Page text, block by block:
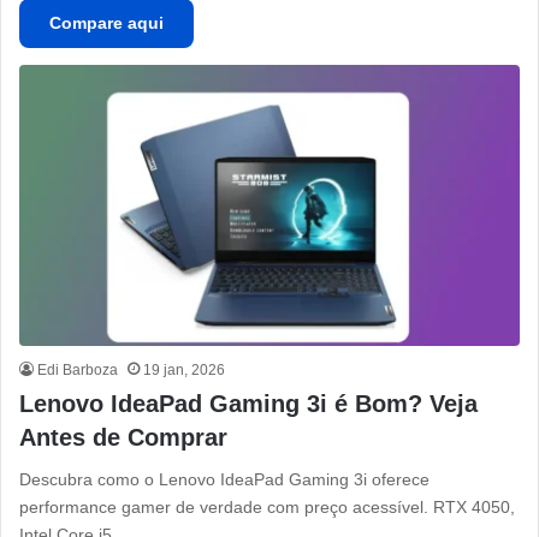
Compare aqui
Edi Barboza 19 jan, 2026
Lenovo IdeaPad Gaming 3i é Bom? Veja
Antes de Comprar
Descubra como o Lenovo IdeaPad Gaming 3i oferece
performance gamer de verdade com preço acessível. RTX 4050,